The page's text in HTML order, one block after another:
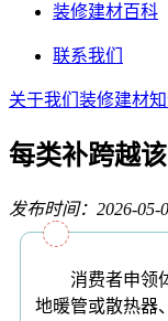
装修建材百科
联系我们
关于我们 装修建材
每类补跨越
发布时间：2026-05-
消费者申领体
地暖管或散热器